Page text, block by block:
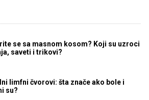
se sa masnom kosom? Koji su uzroci
saveti i trikovi?
limfni čvorovi: šta znače ako bole i
su?